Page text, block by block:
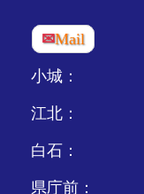
✉Mail
小城：
江北：
白石：
県庁前：